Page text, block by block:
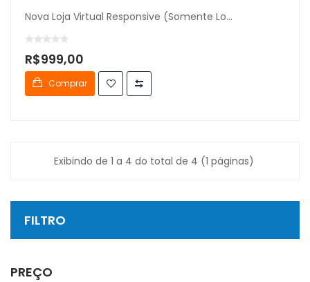
FILTRO
PREÇO
Nova Loja Virtual Responsive (somente Lo...
R$999,00
Comprar
Exibindo de 1 a 4 do total de 4 (1 páginas)